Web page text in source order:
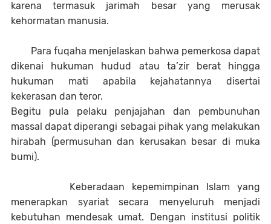
karena termasuk jarimah besar yang merusak
kehormatan manusia.
Para fuqaha menjelaskan bahwa pemerkosa dapat
dikenai hukuman hudud atau ta’zir berat hingga
hukuman mati apabila kejahatannya disertai
kekerasan dan teror.
Begitu pula pelaku penjajahan dan pembunuhan
massal dapat diperangi sebagai pihak yang melakukan
hirabah (permusuhan dan kerusakan besar di muka
bumi).
Keberadaan kepemimpinan Islam yang
menerapkan syariat secara menyeluruh menjadi
kebutuhan mendesak umat. Dengan institusi politik